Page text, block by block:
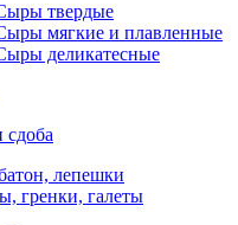
твердые
мягкие и плавленные
деликатесные
сдоба
лепешки
гренки, галеты